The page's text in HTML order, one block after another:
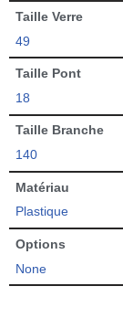
Taille Verre
49
Taille Pont
18
Taille Branche
140
Matériau
Plastique
Options
None